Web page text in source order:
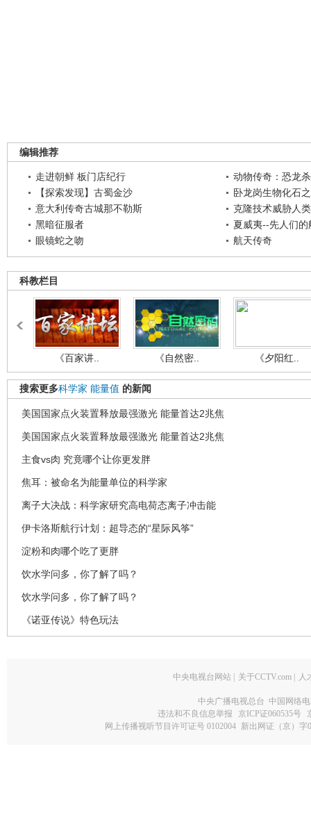
编辑推荐
走进朝鲜 板门店纪行
动物传奇：恐龙
【探索发现】古蜀金沙
卧龙岗生物化石
意大利传奇古城那不勒斯
克隆技术威胁人
黑暗征服者
夏威夷--先人们的
眼镜蛇之吻
航天传奇
科教栏目
《百家讲.. 《自然密.. 《夕阳红..
搜索更多科学家 能量值 的新闻
美国国家点火装置释放最强激光 能量首达2兆焦
美国国家点火装置释放最强激光 能量首达2兆焦
主食vs肉 究竟哪个让你更发胖
焦耳：被命名为能量单位的科学家
离子大决战：科学家研究高电荷态离子冲击能
伊卡洛斯航行计划：超导态的“星际风筝”
淀粉和肉哪个吃了更胖
饮水学问多，你了解了吗？
饮水学问多，你了解了吗？
《诺亚传说》特色玩法
中央电视台网站 关于CCTV.com 人
中央广播电视总台 中国网络
违法和不良信息举报
京ICP证060535号
网上传播视听节目许可证号 0102004 新出网证（京）